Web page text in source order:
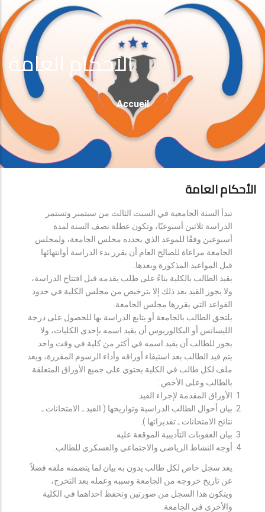
الأحكام العامة
Fil
D'Ariane
Accueil
الأحكام العامة
تبدأ السنة الجامعية في السبت الثالث من سبتمبر وتستمر
الدراسة ثلاثين أسبوعيًا، وتكون عطلة نصف السنة لمدة
أسبوعين وفقًا للموعد الذي يحدده مجلس الجامعة، ولمجلس
الجامعة مراعاة للصالح العام أن يقرر بدء الدراسة أوانتهائها
قبل المواعيد المذكورة وبعدها.
يقيد الطالب بالكلية بناءً على طلب يقدمه قبل افتتاح الدراسة،
ولا يجوز القيد بعد ذلك إلا بترخيص من مجلس الكلية في حدود
القواعد التي يقررها مجلس الجامعة.
يلتحق الطالب بالجامعة أو يتابع الدراسة بها للحصول على درجة
الليسانس أو البكالوريوس أن يقيد اسمه بإحدى الكليات، ولا
يجوز للطالب أن يقيد اسمه في أكثر من كلية في وقت واحد.
يتم قيد الطالب بعد استيفاء أوراقه وأداء الرسوم المقررة، ويعد
ملف لكل طالب في الكلية يحتوي على جميع الأوراق المتعلقة
بالطالب وعلى الأخص :
الأوراق المقدمة لإجراء القيد.
بيان أحوال الطالب الدراسية وتواريخها ( القيد ـ الامتحانات ـ
نتائح الامتحانات ـ تقديراتها ).
بيان العقوبات التأديبية الموقعة عليه.
أوجه النشاط الرياضي والاجتماعي والعسكري للطالب.
يعد سجل خاص لكل طالب يدون به بيان لما يتضمنه ملفه فضلاً
عن تاريخ خروجه من الجامعة وسببه وعمله بعد التخرج،
ويتكون هذا السجل من صورتين وتحفظ احداهما في الكلية
والأخرى في الجامعة.